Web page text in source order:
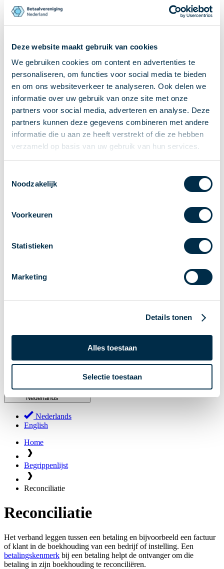
Deze website maakt gebruik van cookies
We gebruiken cookies om content en advertenties te
personaliseren, om functies voor social media te bieden
en om ons websiteverkeer te analyseren. Ook delen we
informatie over uw gebruik van onze site met onze
partners voor social media, adverteren en analyse. Deze
partners kunnen deze gegevens combineren met andere
informatie die u aan ze heeft verstrekt of die ze hebben
verzameld op basis van uw gebruik van hun services.
Noodzakelijk
Voorkeuren
Statistieken
Marketing
Details tonen
Alles toestaan
Selectie toestaan
Ontvangen van betalingen
Onderling betalen
Bijzondere rekeningen en diensten
Standaarden in het betalingsverkeer
Feiten & Cijfers
Nieuws
Betaaljournaal
Publicaties
Jaarverslag
Roadmap
Lidmaatschap
Deelnemers in het betalingsverkeer
PI-ISAC
Begrippenlijst
Nederlands
Nederlands
English
Home
Begrippenlijst
Reconciliatie
Reconciliatie
Het verband leggen tussen een betaling en bijvoorbeeld een factuur
of klant in de boekhouding van een bedrijf of instelling. Een
betalingskenmerk bij een betaling helpt de ontvanger om die
betaling in zijn boekhouding te reconciliëren.